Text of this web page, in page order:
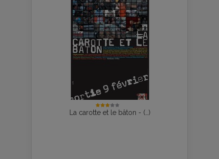
La carotte et le bâton - (…)